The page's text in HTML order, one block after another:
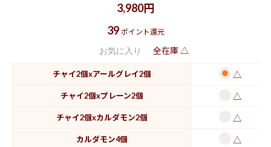
3,980円
39 ポイント還元
お気に入り 全在庫 △
チャイ2個xアールグレイ2個 △
チャイ2個xプレーン2個 △
チャイ2個xカルダモン2個 △
カルダモン4個 △